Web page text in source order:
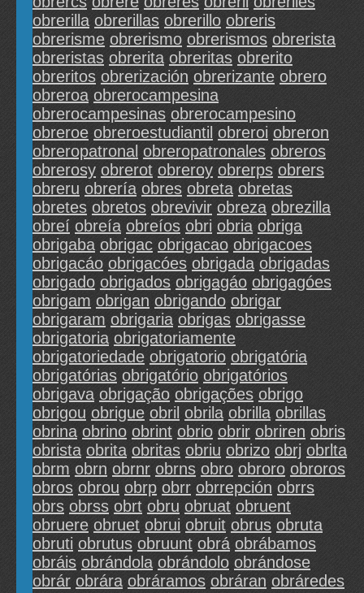
obrerilla obrerillas obrerillo obreris
obrerisme obrerismo obrerismos obrerista
obreristas obrerita obreritas obrerito
obreritos obrerización obrerizante obrero
obreroa obrerocampesina
obrerocampesinas obrerocampesino
obreroe obreroestudiantil obreroi obreron
obreropatronal obreropatronales obreros
obrerosy obrerot obreroy obrerps obrers
obreru obrería obres obreta obretas
obretes obretos obrevivir obreza obrezilla
obreí obreía obreíos obri obria obriga
obrigaba obrigac obrigacao obrigacoes
obrigacáo obrigacóes obrigada obrigadas
obrigado obrigados obrigagáo obrigagóes
obrigam obrigan obrigando obrigar
obrigaram obrigaria obrigas obrigasse
obrigatoria obrigatoriamente
obrigatoriedade obrigatorio obrigatória
obrigatórias obrigatório obrigatórios
obrigava obrigação obrigações obrigo
obrigou obrigue obril obrila obrilla obrillas
obrina obrino obrint obrio obrir obriren obris
obrista obrita obritas obriu obrizo obrj obrlta
obrm obrn obrnr obrns obro obroro obroros
obros obrou obrp obrr obrrepción obrrs
obrs obrss obrt obru obruat obruent
obruere obruet obrui obruit obrus obruta
obruti obrutus obruunt obrá obrábamos
obráis obrándola obrándolo obrándose
obrár obrára obráramos obráran obráredes